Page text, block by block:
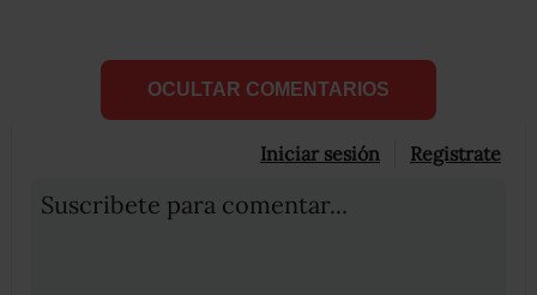
OCULTAR COMENTARIOS
Iniciar sesión Registrate
Suscribete para comentar...